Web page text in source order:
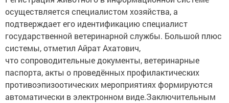
осуществляется специалистом хозяйства, а
подтверждает его идентификацию специалист
государственной ветеринарной службы. Большой плюс
системы, отметил Айрат Ахатович,
что сопроводительные документы, ветеринарные
паспорта, акты о проведённых профилактических
противоэпизоотических мероприятиях формируются
автоматически в электронном виде.Заключительным